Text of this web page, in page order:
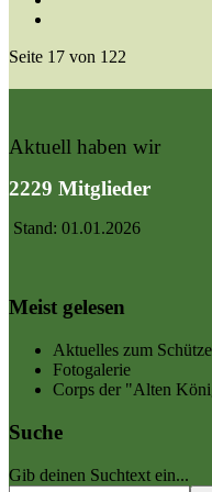
Seite 17 von 122
Aktuell haben wir
2229 Mitglieder
Stand: 01.01.2026
Meist gelesen
Aktuelles zum
Fotogalerie
Corps der "Alten
Suche
Gib deinen Suchtext ein...